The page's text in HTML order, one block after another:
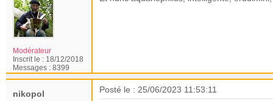
Modérateur
Inscrit le : 18/12/2018
Messages : 8399
nikopol
Posté le : 25/06/2023 11:53:11